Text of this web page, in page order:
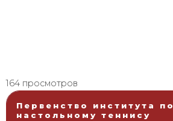
164 просмотров
Первенство института по
настольному теннису